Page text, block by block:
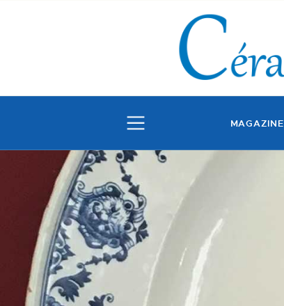
MAGAZINE